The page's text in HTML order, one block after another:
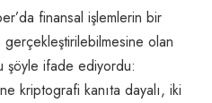
finansal işlemlerin bir
olan
şöyle ifade ediyordu:
kriptografi kanıta dayalı, iki